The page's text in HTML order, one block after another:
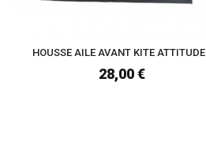
HOUSSE AILE AVANT KITE ATTITUDE
28,00 €